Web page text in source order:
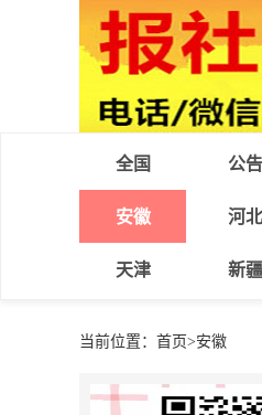
全国 公告
安徽 河北
天津 新疆
当前位置： 首页>安徽